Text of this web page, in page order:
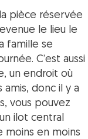
pièce réservée
le lieu le
famille se
C’est aussi
un endroit où
amis, donc il y a
vous pouvez
ilot central
moins en moins